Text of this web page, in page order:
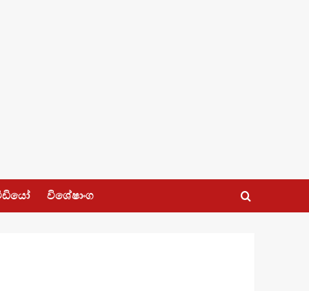
විශේෂාංග